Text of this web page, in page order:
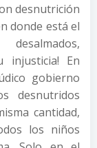
desnutrición
donde está el
injusticia! En
gobierno
desnutridos
cantidad,
los niños